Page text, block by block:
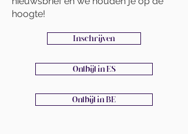
hoogte!
Inschrijven
Ontbijt in ES
Ontbijt in BE